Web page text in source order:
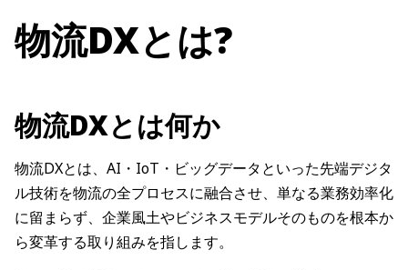
物流DXとは?
物流DXとは何か
物流DXとは、AI・IoT・ビッグデータといった先端デジタ
ル技術を物流の全プロセスに融合させ、単なる業務効率化
に留まらず、企業風土やビジネスモデルそのものを根本か
ら変革する取り組みを指します。